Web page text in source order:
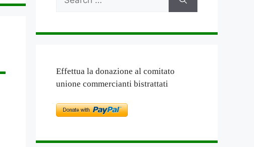
for:
Effettua la donazione al comitato
unione commercianti bistrattati